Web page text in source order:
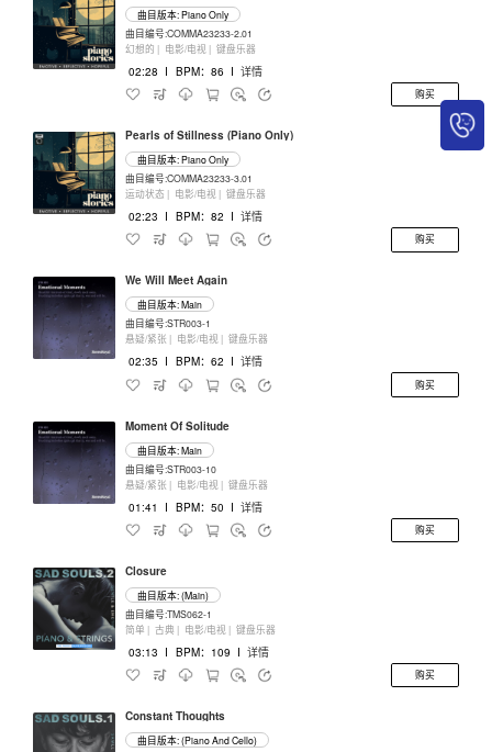
曲目版本: Piano Only
曲目编号:COMMA23233-2.01
幻想的 | 电影/电视 | 键盘乐器
02:28 I BPM：86 I 详情
购买
Pearls of Stillness (Piano Only)
曲目版本: Piano Only
曲目编号:COMMA23233-3.01
运动状态 | 电影/电视 | 键盘乐器
02:23 I BPM：82 I 详情
购买
We Will Meet Again
曲目版本: Main
曲目编号:STR003-1
悬疑/紧张 | 电影/电视 | 键盘乐器
02:35 I BPM：62 I 详情
购买
Moment Of Solitude
曲目版本: Main
曲目编号:STR003-10
悬疑/紧张 | 电影/电视 | 键盘乐器
01:41 I BPM：50 I 详情
购买
Closure
曲目版本: (Main)
曲目编号:TMS062-1
简单 | 古典 | 电影/电视 | 键盘乐器
03:13 I BPM：109 I 详情
购买
Constant Thoughts
曲目版本: (Piano And Cello)